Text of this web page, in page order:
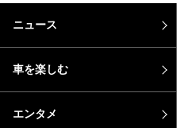
ニュース
車を楽しむ
エンタメ